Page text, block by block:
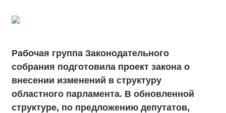
Рабочая группа Законодательного
собрания подготовила проект закона о
внесении изменений в структуру
областного парламента. В обновленной
структуре, по предложению депутатов,